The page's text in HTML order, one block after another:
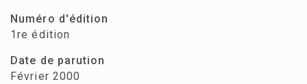
Numéro d'édition
1re édition
Date de parution
Février 2000